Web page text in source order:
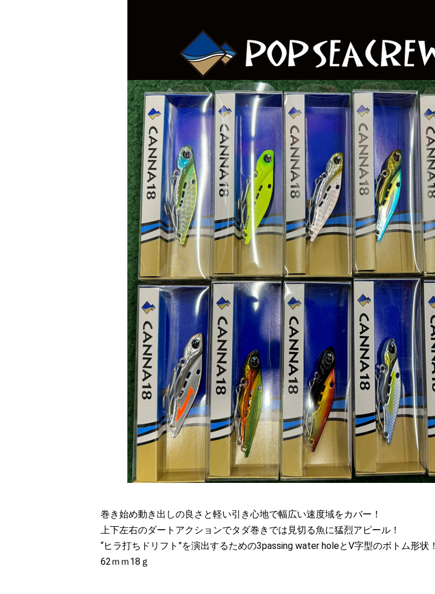
巻き始め動き出しの良さと軽い引き心地で幅広い速度域をカバー！
上下左右のダートアクションでタダ巻きでは見切る魚に猛烈アピール！
“ヒラ打ちドリフト”を演出するための3passing water holeとV字型のボトム形状！
62ｍｍ18ｇ